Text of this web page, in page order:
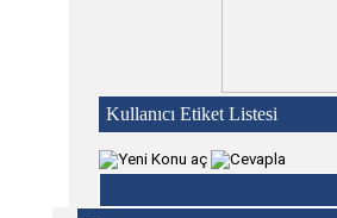
Kullanıcı Etiket Listesi